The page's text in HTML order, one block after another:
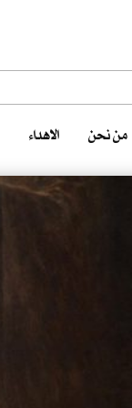
من نحن الاهداء